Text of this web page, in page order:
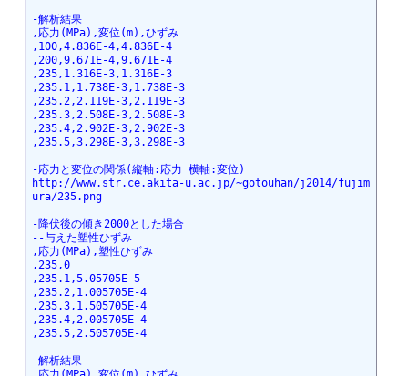
-解析結果
,応力(MPa),変位(m),ひずみ
,100,4.836E-4,4.836E-4
,200,9.671E-4,9.671E-4
,235,1.316E-3,1.316E-3
,235.1,1.738E-3,1.738E-3
,235.2,2.119E-3,2.119E-3
,235.3,2.508E-3,2.508E-3
,235.4,2.902E-3,2.902E-3
,235.5,3.298E-3,3.298E-3
-応力と変位の関係(縦軸:応力 横軸:変位)
http://www.str.ce.akita-u.ac.jp/~gotouhan/j2014/fujim
ura/235.png
-降伏後の傾き2000とした場合
--与えた塑性ひずみ
,応力(MPa),塑性ひずみ
,235,0
,235.1,5.05705E-5
,235.2,1.005705E-4
,235.3,1.505705E-4
,235.4,2.005705E-4
,235.5,2.505705E-4
-解析結果